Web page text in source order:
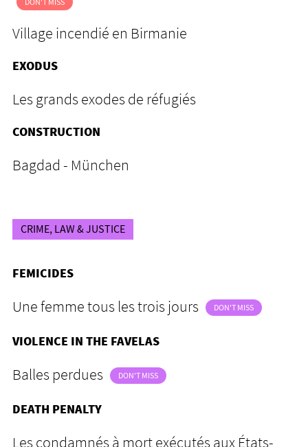
DON'T MISS
Village incendié en Birmanie
EXODUS
Les grands exodes de réfugiés
CONSTRUCTION
Bagdad - München
CRIME, LAW & JUSTICE
FEMICIDES
Une femme tous les trois jours DON'T MISS
VIOLENCE IN THE FAVELAS
Balles perdues DON'T MISS
DEATH PENALTY
Les condamnés à mort exécutés aux États-